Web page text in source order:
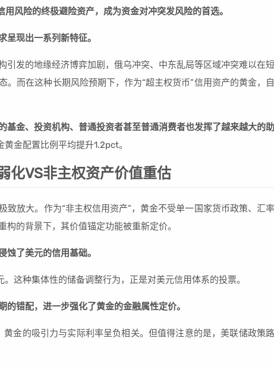
风险的终极避险资产，成为资金对冲突发风险的首选。
现出一系列新特征。
引发的地缘经济博弈加剧，俄乌冲突、中东乱局等区域冲突难以在短
。而在这种长期风险预期下，作为“超主权货币”信用资产的黄金，自
基金、投资机构、普通投资者甚至普通消费者也发挥了越来越大的助
金配置比例平均提升1.2pct。
化VS非主权资产价值重估
致放大。作为“非主权信用资产”，黄金不受单一国家货币政策、汇
的背景下，其价值锚定功能被重新定价。
了美元的信用基础。
这种集体性的储备调整行为，正是对美元信用体系的投票。
错配，进一步强化了黄金的金融属性定价。
金的吸引力与实际利率呈负相关。但值得注意的是，美联储政策路